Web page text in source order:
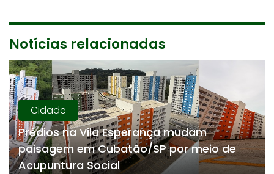
Notícias relacionadas
Cidade
Prédios na Vila Esperança mudam
paisagem em Cubatão/SP por meio de
Acupuntura Social